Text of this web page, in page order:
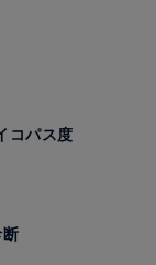
コパス度